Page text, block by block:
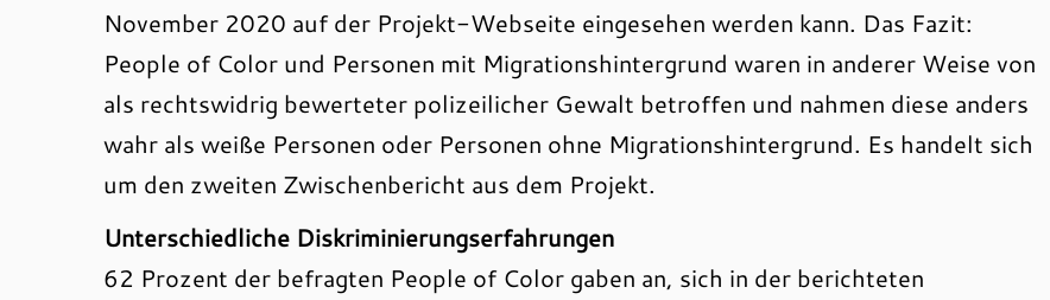
November 2020 auf der Projekt-Webseite eingesehen werden kann. Das Fazit:
People of Color und Personen mit Migrationshintergrund waren in anderer Weise von
als rechtswidrig bewerteter polizeilicher Gewalt betroffen und nahmen diese anders
wahr als weiße Personen oder Personen ohne Migrationshintergrund. Es handelt sich
um den zweiten Zwischenbericht aus dem Projekt.
Unterschiedliche Diskriminierungserfahrungen
62 Prozent der befragten People of Color gaben an, sich in der berichteten